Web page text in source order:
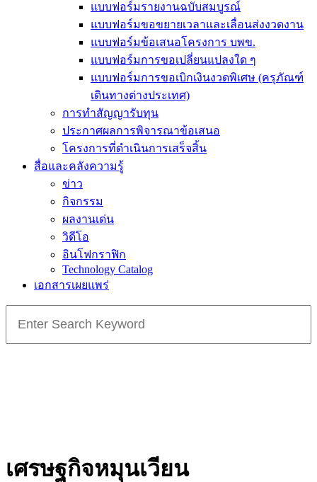
แบบฟอร์มรายงานฉบับสมบูรณ์
แบบฟอร์มขอขยายเวลาและเลื่อนส่งงวดงาน
แบบฟอร์มข้อเสนอโครงการ บพข.
แบบฟอร์มการขอเปลี่ยนแปลงใด ๆ
แบบฟอร์มการขอเบิกเงินงวดพิเศษ (ครุภัณฑ์
เดินทางต่างประเทศ)
การทำสัญญารับทุน
ประกาศผลการพิจารณาข้อเสนอ
โครงการที่ดำเนินการเสร็จสิ้น
สื่อและคลังความรู้
ข่าว
กิจกรรม
ผลงานเด่น
วิดีโอ
อินโฟกราฟิก
Technology Catalog
เอกสารเผยแพร่
for:
เศรษฐกิจหมุนเวียน